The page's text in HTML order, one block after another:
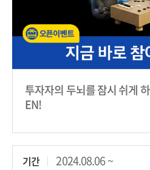
투자자의 두뇌를 잠시 쉬게
EN!
기간 2024.08.06 ~